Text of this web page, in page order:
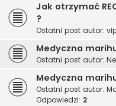
Jak otrzymać
?
Ostatni post autor:
Medyczna
Ostatni post autor:
Medyczna
Ostatni post autor:
Odpowiedzi: 2